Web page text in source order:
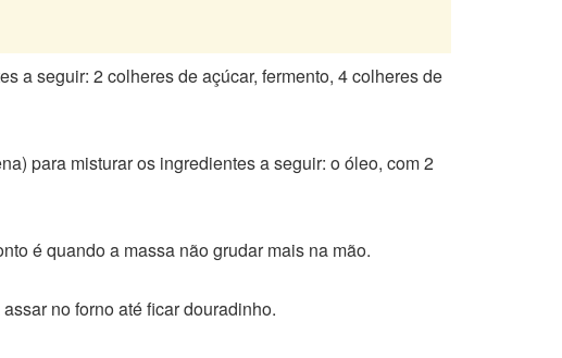
a seguir: 2 colheres de açúcar, fermento, 4 colheres de
para misturar os ingredientes a seguir: o óleo, com 2
é quando a massa não grudar mais na mão.
no forno até ficar douradinho.